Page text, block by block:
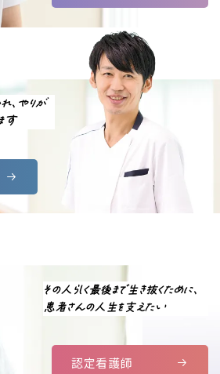
、やりが
す
その人らしく最後まで生き抜くために、
患者さんの人生を支えたい
認定看護師